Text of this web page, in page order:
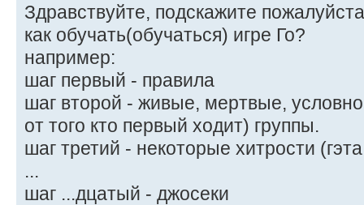
Здравствуйте, подскажите
как обучать(обучаться) игре Го?
например:
шаг первый - правила
шаг второй - живые, мертвые,
от того кто первый ходит) группы.
шаг третий - некоторые хитрости
...
шаг ...дцатый - джосеки